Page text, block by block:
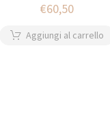
€60,50
Aggiungi al carrello